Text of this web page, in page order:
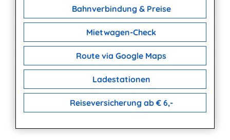
Bahnverbindung & Preise
Mietwagen-Check
Route via Google Maps
Ladestationen
Reiseversicherung ab € 6,-